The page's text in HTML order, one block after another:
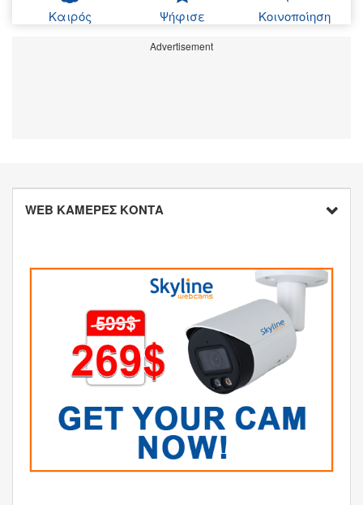
Καιρός Ψήφισε Κοινοποίηση
Advertisement
WEB ΚΑΜΕΡΕΣ ΚΟΝΤΑ